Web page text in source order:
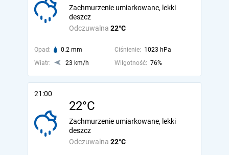
Odczuwalna 22°C
Zachmurzenie umiarkowane, lekki
deszcz
Opad: 0.2 mm Ciśnienie: 1023 hPa
Wiatr:
23 km/h Wilgotność: 76%
21:00
22°C
Odczuwalna 22°C
Zachmurzenie umiarkowane, lekki
deszcz